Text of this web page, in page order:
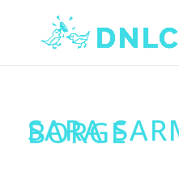
SARA
BORGE